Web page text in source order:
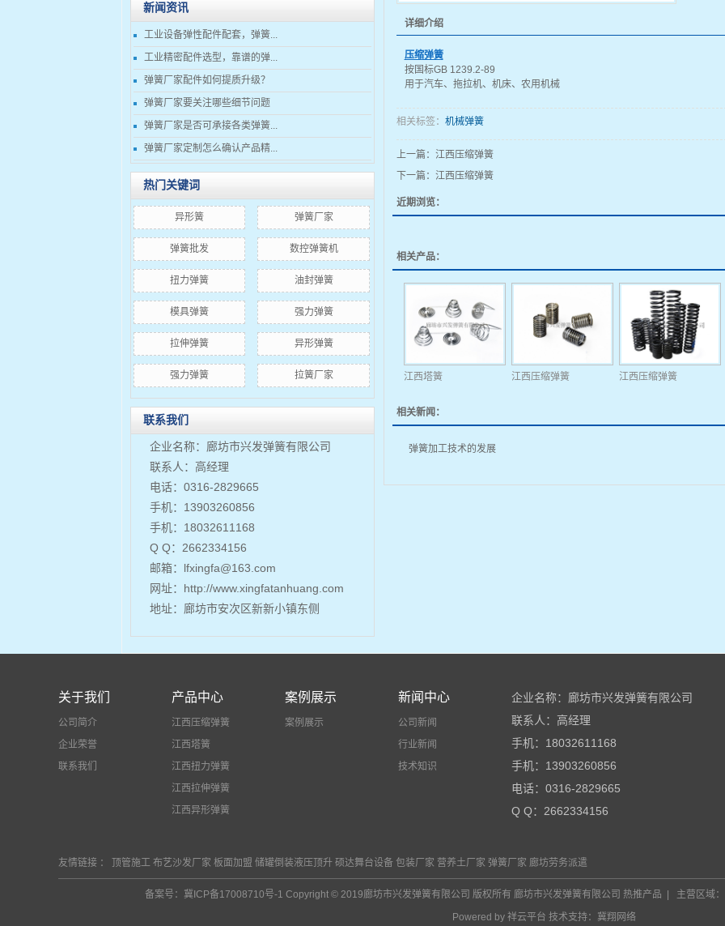
新闻资讯
工业设备弹性配件配套，弹簧...
工业精密配件选型，靠谱的弹...
弹簧厂家配件如何提质升级？
弹簧厂家要关注哪些细节问题
弹簧厂家是否可承接各类弹簧...
弹簧厂家定制怎么确认产品精...
热门关键词
异形簧 弹簧厂家
弹簧批发 数控弹簧机
扭力弹簧 油封弹簧
模具弹簧 强力弹簧
拉伸弹簧 异形弹簧
​强力弹簧 拉簧厂家
联系我们
企业名称：廊坊市兴发弹簧有限公司
联系人：高经理
电话：0316-2829665
手机：13903260856
手机：18032611168
Q Q：2662334156
邮箱：lfxingfa@163.com
网址：http://www.xingfatanhuang.com
地址： 廊坊市安次区新新小镇东侧
详细介绍
压缩弹簧
按国标GB 1239.2-89
用于汽车、拖拉机、机床、农用机械
相关标签： 机械弹簧
上一篇： 江西压缩弹簧
下一篇： 江西压缩弹簧
近期浏览：
相关产品：
江西塔簧 江西压缩弹簧 江西压缩弹簧
相关新闻：
弹簧加工技术的发展
关于我们
公司简介
企业荣誉
联系我们
产品中心
江西压缩弹簧
江西塔簧
江西扭力弹簧
江西拉伸弹簧
江西异形弹簧
案例展示
案例展示
新闻中心
公司新闻
行业新闻
技术知识
企业名称：廊坊市兴发弹簧有限公司
联系人：高经理
手机：18032611168
手机：13903260856
电话：0316-2829665
Q Q：2662334156
网址：http://www.xingfatanhuang.com
地址：廊坊市安次区新新小镇东侧
友情链接 ： 顶管施工 布艺沙发厂家 板面加盟 储罐倒装液压顶升 硕达舞台设备 包装厂家 营养土厂家 弹簧厂家 廊坊劳务派遣
备案号： 冀ICP备17008710号-1 Copyright © 2019廊坊市兴发弹簧有限公司 版权所有 廊坊市兴发弹簧有限公司 热推产品 | 主营区域
Powered by 祥云平台 技术支持：
冀翔网络